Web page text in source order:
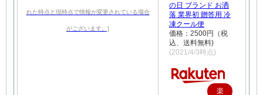
の日 ブランド お洒
落 業界初 贈答用 冷
凍クール便
価格：2500円（税
込、送料無料)
(2021/4/3時点)
楽